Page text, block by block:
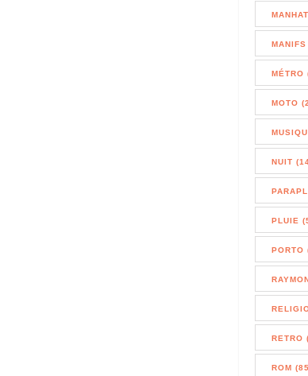
MÉTRO
MOTO
NUIT
PLUIE
PORTO
RETRO
ROM